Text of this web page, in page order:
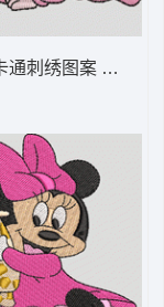
-DST
通刺绣图案 米妮